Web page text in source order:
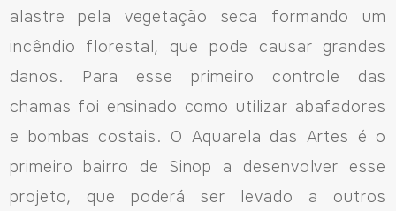
alastre pela vegetação seca formando um
incêndio florestal, que pode causar grandes
danos. Para esse primeiro controle das
chamas foi ensinado como utilizar abafadores
e bombas costais. O Aquarela das Artes é o
primeiro bairro de Sinop a desenvolver esse
projeto, que poderá ser levado a outros